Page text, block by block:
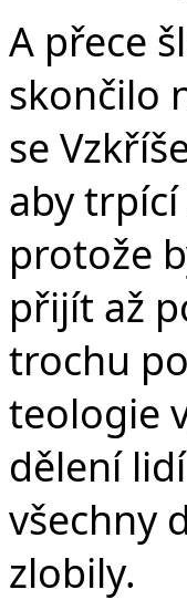
A přece
skončilo
se
aby
protože
přijít až
trochu
teologie
dělení
všechny
zlobily.